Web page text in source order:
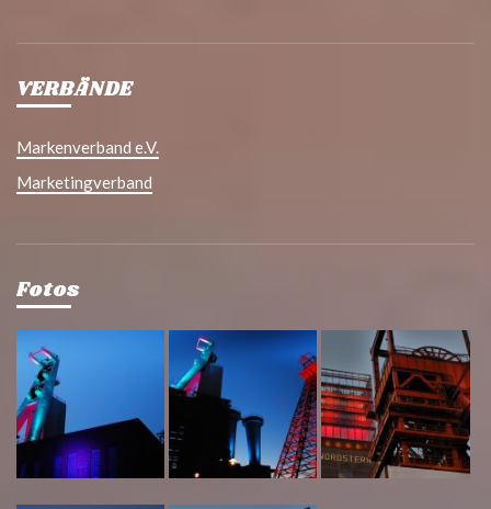
VERBÄNDE
Markenverband e.V.
Marketingverband
Fotos